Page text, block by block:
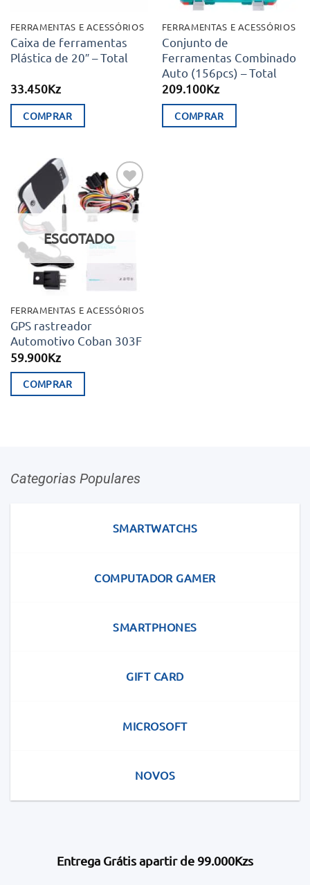
FERRAMENTAS E ACESSÓRIOS
Caixa de ferramentas
Plástica de 20″ – Total
33.450Kz
COMPRAR
FERRAMENTAS E ACESSÓRIOS
Conjunto de
Ferramentas Combinado
Auto (156pcs) – Total
209.100Kz
COMPRAR
Adicionar
aos meus
desejos
ESGOTADO
FERRAMENTAS E ACESSÓRIOS
GPS rastreador
Automotivo Coban 303F
59.900Kz
COMPRAR
Categorias Populares
SMARTWATCHS
COMPUTADOR GAMER
SMARTPHONES
GIFT CARD
MICROSOFT
NOVOS
Entrega Grátis apartir de 99.000Kzs